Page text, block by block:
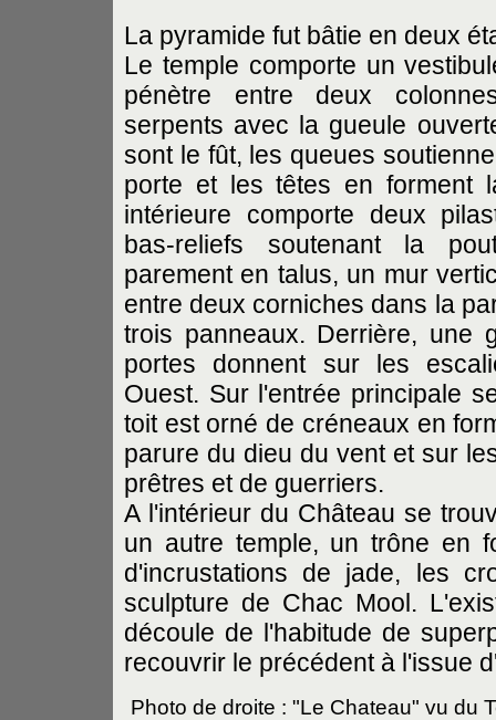
La pyramide fut bâtie en deux
Le temple comporte un
pénètre entre deux
serpents avec la gueule
sont le fût, les queues
porte et les têtes en forment
intérieure comporte deux
bas-reliefs soutenant la
parement en talus, un mur
entre deux corniches dans la
trois panneaux. Derrière, une
portes donnent sur les
Ouest. Sur l'entrée principale
toit est orné de créneaux en
parure du dieu du vent et sur
prêtres et de guerriers.
A l'intérieur du Château se
un autre temple, un trône en
d'incrustations de jade, les
sculpture de Chac Mool.
découle de l'habitude de
recouvrir le précédent à l'issue
Photo de droite : "Le Chateau" vu du